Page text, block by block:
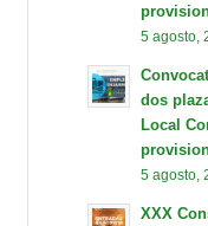
5 agosto,
dos
Local
5 agosto,
XXX